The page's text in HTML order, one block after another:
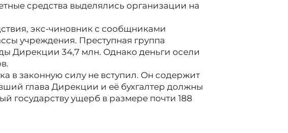
средства выделялись организации на
экс-чиновник с сообщниками
учреждения. Преступная группа
Дирекции 34,7 млн. Однако деньги осели
в законную силу не вступил. Он содержит
глава Дирекции и её бухгалтер должны
государству ущерб в размере почти 188